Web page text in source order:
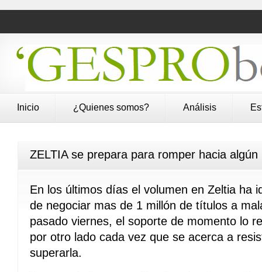
Inicio ¿Quienes somos? Análisis
ZELTIA se prepara para romper hacia algún
En los últimos días el volumen en Zeltia ha
de negociar mas de 1 millón de títulos a
pasado viernes, el soporte de momento lo
por otro lado cada vez que se acerca a
superarla.